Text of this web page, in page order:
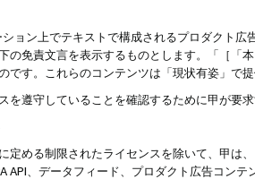
ョン上でテキストで構成されるプロダクト
の免責文言を表示するものとします。「［「
です。これらのコンテンツは「現状有姿」で
を遵守していることを確認するために甲が要
定める制限されたライセンスを除いて、甲は
API、データフィード、プロダクト広告コン